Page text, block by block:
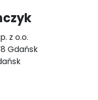
z o.o.
Gdańsk